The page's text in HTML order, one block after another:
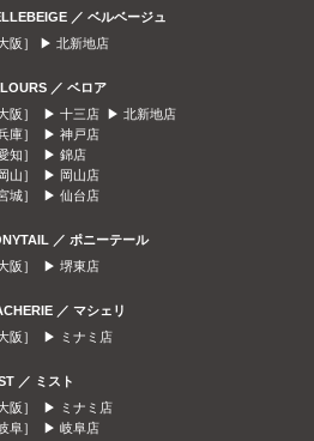
／ ベルベージュ
大阪］ ▶ 北新地店
／ ベロア
大阪］ ▶ 十三店 ▶ 北新地店
兵庫］ ▶ 神戸店
愛知］ ▶ 錦店
岡山］ ▶ 岡山店
宮城］ ▶ 仙台店
／ ポニーテール
大阪］ ▶ 堺東店
／ マシェリ
大阪］ ▶
ミナミ店
／ ミスト
大阪］ ▶
ミナミ店
岐阜］ ▶ 岐阜店